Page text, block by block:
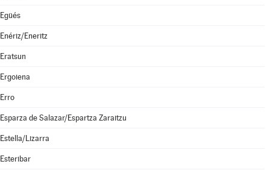
Egüés
Enériz/Eneritz
Eratsun
Ergoiena
Erro
Esparza de Salazar/Espartza Zaraitzu
Estella/Lizarra
Esteribar